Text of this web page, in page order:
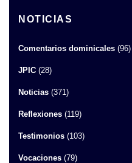
NOTICIAS
Comentarios dominicales (96)
JPIC (28)
Noticias (371)
Reflexiones (119)
Testimonios (103)
Vocaciones (79)